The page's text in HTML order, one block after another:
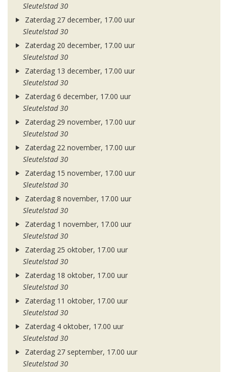
Sleutelstad 30
Zaterdag 27 december, 17.00 uur
Sleutelstad 30
Zaterdag 20 december, 17.00 uur
Sleutelstad 30
Zaterdag 13 december, 17.00 uur
Sleutelstad 30
Zaterdag 6 december, 17.00 uur
Sleutelstad 30
Zaterdag 29 november, 17.00 uur
Sleutelstad 30
Zaterdag 22 november, 17.00 uur
Sleutelstad 30
Zaterdag 15 november, 17.00 uur
Sleutelstad 30
Zaterdag 8 november, 17.00 uur
Sleutelstad 30
Zaterdag 1 november, 17.00 uur
Sleutelstad 30
Zaterdag 25 oktober, 17.00 uur
Sleutelstad 30
Zaterdag 18 oktober, 17.00 uur
Sleutelstad 30
Zaterdag 11 oktober, 17.00 uur
Sleutelstad 30
Zaterdag 4 oktober, 17.00 uur
Sleutelstad 30
Zaterdag 27 september, 17.00 uur
Sleutelstad 30